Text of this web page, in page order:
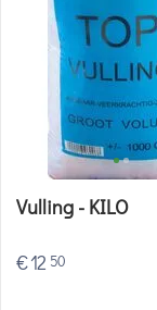
Vulling - KILO
€12 50